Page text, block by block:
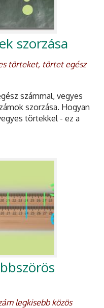
szorzása
törteket, törtet egész
számmal, vegyes
szorzása. Hogyan
törtekkel - ez a
legkisebb közös